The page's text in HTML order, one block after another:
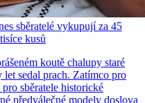
sběratelé vykupují za 45
kusů
koutě chalupy staré
sedal prach. Zatímco pro
sběratele historické
předválečné modely doslova